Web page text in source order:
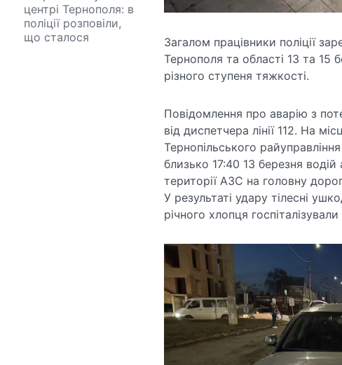
центрі Тернополя: в
поліції розповіли,
що сталося
Загалом працівники поліції
Тернополя та області 13 та
різного ступеня тяжкості.
Повідомлення про аварію з
від диспетчера лінії 112. На
Тернопільського
близько 17:40 13 березня
території АЗС на головну
У результаті удару тілесні
річного хлопця